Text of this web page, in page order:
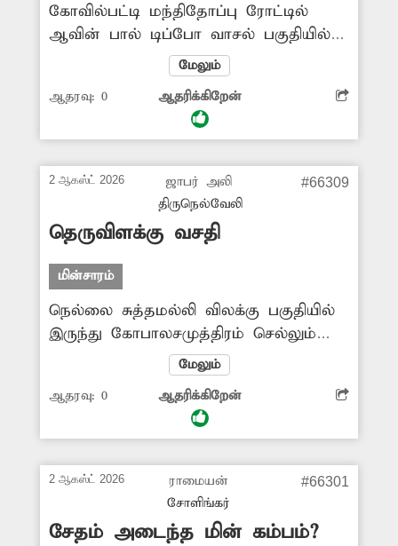
கோவில்பட்டி மந்திதோப்பு ரோட்டில்
ஆவின் பால் டிப்போ வாசல் பகுதியில்
சிமெண்டு பூச்சு உதிர்ந்து ஆபத்தான
நிலையில் சாலையோரம் மின்கம்பம்
உள்ளது. விபத்து நடக்கும் முன்
மின்கம்பத்தை மாற்ற சம்பந்தப்பட்ட
மேலும்
ஆதரவு: 0 ஆதரிக்கிறேன்
2 ஆகஸ்ட் 2026
ஜாபர் அலி
திருநெல்வேலி
#66309
தெருவிளக்கு வசதி
மின்சாரம்
நெல்லை சுத்தமல்லி விலக்கு பகுதியில்
இருந்து கோபாலசமுத்திரம் செல்லும்
சாலையில் இரவு நேரங்களில்
வெளிச்சமின்றி மிகவும் இருள்சூழ்ந்து
காணப்படுகிறது. இதனால் நடந்து
செல்பவர்கள், சைக்கிளில் செல்பவர்கள்
இங்குள்ள சாலையோரம்
தெருவிளக்குகள் ஏற்படுத்தி
தரவேண்டுகிறேன்.
மேலும்
ஆதரவு: 0 ஆதரிக்கிறேன்
2 ஆகஸ்ட் 2026
ராமையன்
சோளிங்கர்
#66301
சேதம் அடைந்த மின் கம்பம்?